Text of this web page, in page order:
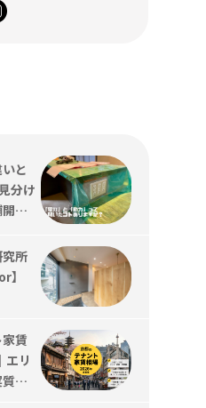
と
分け
業
所
】
賃
エリ
コ